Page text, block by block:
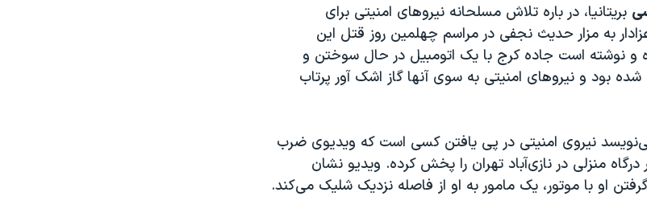
بریتانیا، در باره تلاش مسلحانه نیروهای امنیتی برای
به مزار حدیث نجفی در مراسم چهلمین روز قتل این
کرده و نوشته است جاده کرج با یک اتومبیل در حال سوختن و
بود و نیروهای امنیتی به سوی آنها گاز اشک آور پرتاب
نیروی امنیتی در پی یافتن کسی است که ویدیوی ضرب
منزلی در نازی‌آباد تهران را پخش کرده. ویدیو نشان
او با موتور، یک مامور به او از فاصله نزدیک شلیک می‌کند.